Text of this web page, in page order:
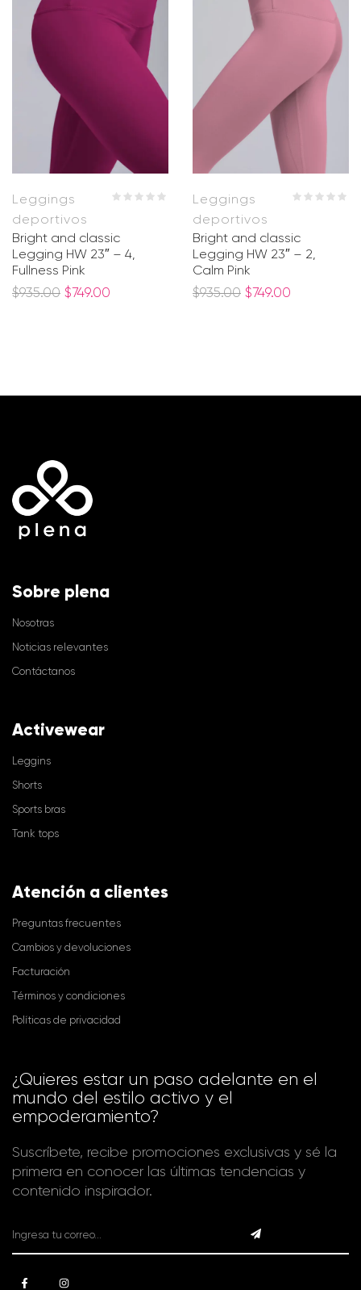
Leggings
deportivos
Bright and classic
Legging HW 23″ – 4,
Fullness Pink
$935.00 $749.00
Leggings
deportivos
Bright and classic
Legging HW 23″ – 2,
Calm Pink
$935.00 $749.00
Sobre plena
Nosotras
Noticias relevantes
Contáctanos
Activewear
Leggins
Shorts
Sports bras
Tank tops
Atención a clientes
Preguntas frecuentes
Cambios y devoluciones
Facturación
Términos y condiciones
Políticas de privacidad
¿Quieres estar un paso adelante en el
mundo del estilo activo y el
empoderamiento?
Suscríbete, recibe promociones exclusivas y sé la
primera en conocer las últimas tendencias y
contenido inspirador.